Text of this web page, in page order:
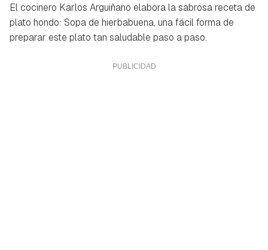
El cocinero Karlos Arguiñano elabora la sabrosa receta de
plato hondo: Sopa de hierbabuena, una fácil forma de
preparar este plato tan saludable paso a paso.